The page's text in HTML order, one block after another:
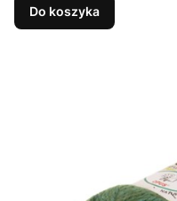
Do koszyka